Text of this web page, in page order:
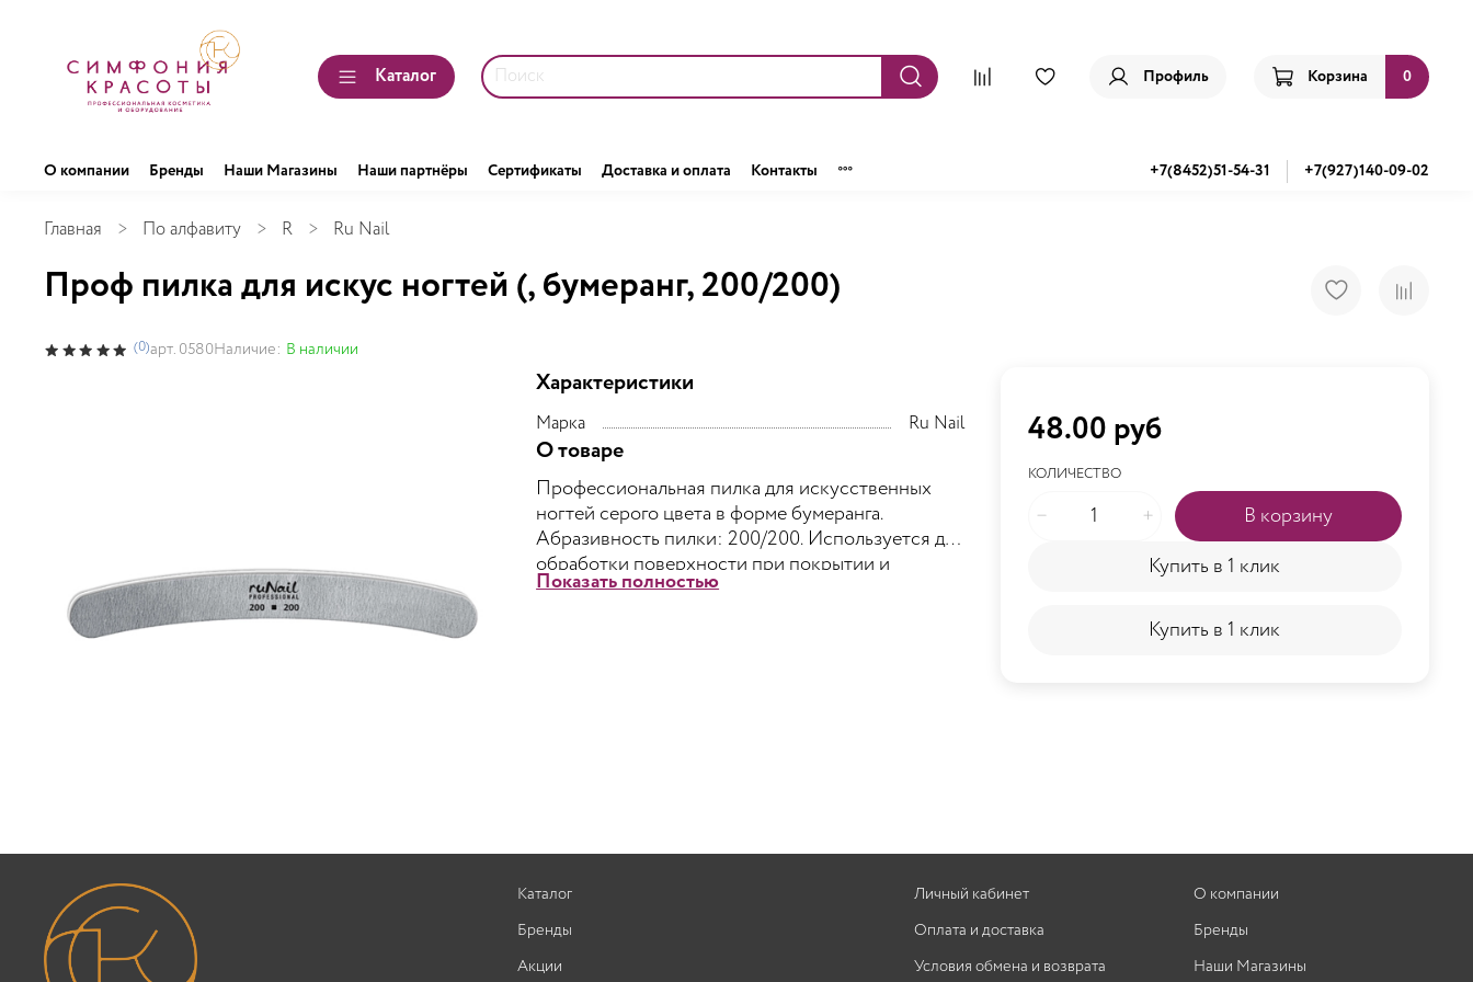
Каталог Профиль Корзина 0
О компании Бренды Наши Магазины Наши партнёры Сертификаты Доставка и оплата Контакты +7(8452)51-54-31 +7(927)140-09-02
Главная По алфавиту R Ru Nail
Проф пилка для искус ногтей (, бумеранг, 200/200)
(0)арт.0580Наличие: В наличии
Характеристики
Марка Ru Nail
О товаре
Профессиональная пилка для искусственных
ногтей серого цвета в форме бумеранга.
Абразивность пилки: 200/200. Используется для
обработки поверхности при покрытии и
коррекции гелем.
Показать полностью
48.00 руб
КОЛИЧЕСТВО
В корзину
Купить в 1 клик
Купить в 1 клик
Каталог
Бренды
Акции
Личный кабинет
Оплата и доставка
Условия обмена и возврата
О компании
Бренды
Наши Магазины